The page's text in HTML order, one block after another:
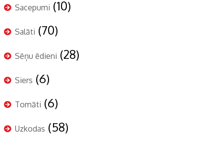
Sacepumi (10)
Salāti (70)
Sēņu ēdieni (28)
Siers (6)
Tomāti (6)
Uzkodas (58)